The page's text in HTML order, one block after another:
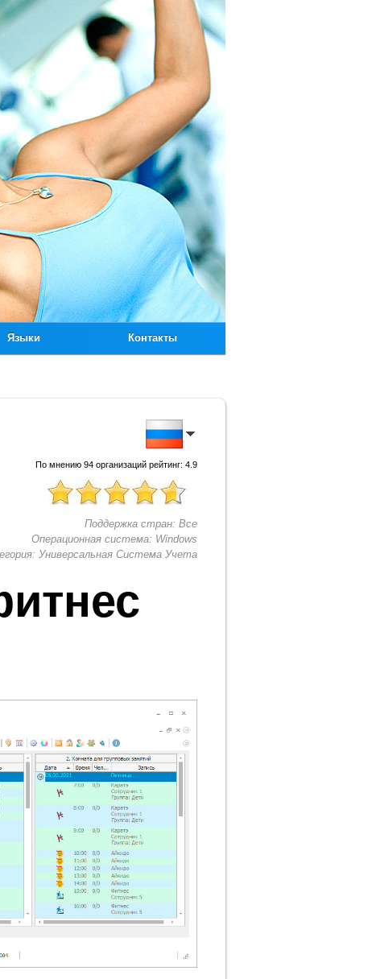
Языки Контакты
По мнению 94 организаций рейтинг: 4.9
Поддержка стран: Все
Операционная система: Windows
Универсальная Система Учета